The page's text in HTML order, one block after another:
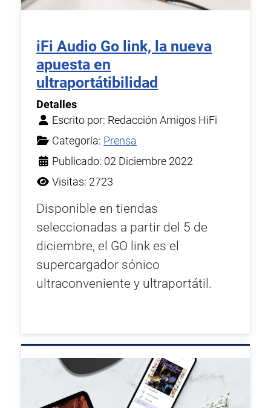
iFi Audio Go link, la nueva
apuesta en
ultraportátibilidad
Detalles
Escrito por: Redacción Amigos HiFi
Categoría: Prensa
Publicado: 02 Diciembre 2022
Visitas: 2723
Disponible en tiendas
seleccionadas a partir del 5 de
diciembre, el GO link es el
supercargador sónico
ultraconveniente y ultraportátil.